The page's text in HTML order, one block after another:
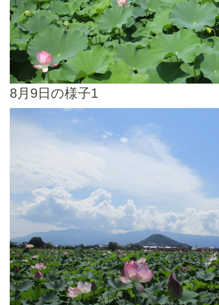
8月9日の様子1